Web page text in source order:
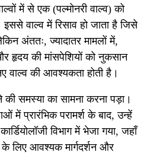
में से एक (पल्मोनरी वाल्व) को
वाल्व में रिसाव हो जाता है जिसे
अंततः, ज्यादातर मामलों में,
हृदय की मांसपेशियों को नुकसान
वाल्व की आवश्यकता होती है।
की समस्या का सामना करना पड़ा।
में प्रारंभिक परामर्श के बाद, उन्हें
विभाग में भेजा गया, जहाँ
लिए आवश्यक मार्गदर्शन और